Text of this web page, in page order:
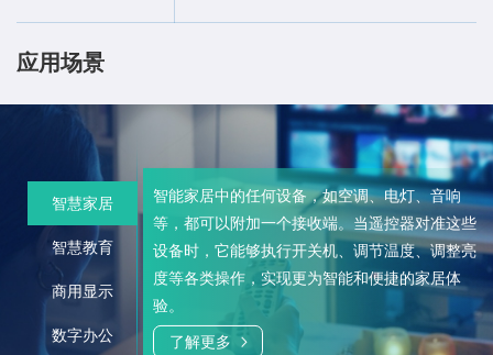
应用场景
智能家居中的任何设备，如空调、电灯、音响
等，都可以附加一个接收端。当遥控器对准这些
设备时，它能够执行开关机、调节温度、调整亮
度等各类操作，实现更为智能和便捷的家居体
验。
了解更多
了解更多
了解更多
这款遥控器还支持超在线授课，会议等场景需
求，轻松实现智能化办公需求。
了解更多
智慧家居
智慧教育
商用显示
数字办公